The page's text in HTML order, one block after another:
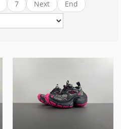
7 Next End